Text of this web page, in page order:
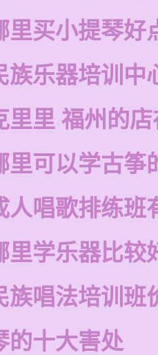
里买小提琴好
族乐器培训中
里里 福州的
里可以学古筝
人唱歌排练班
里学乐器比较
族唱法培训班
的十大害处